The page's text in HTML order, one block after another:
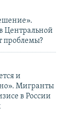
Центральной
проблемы?
и
Мигранты
в России